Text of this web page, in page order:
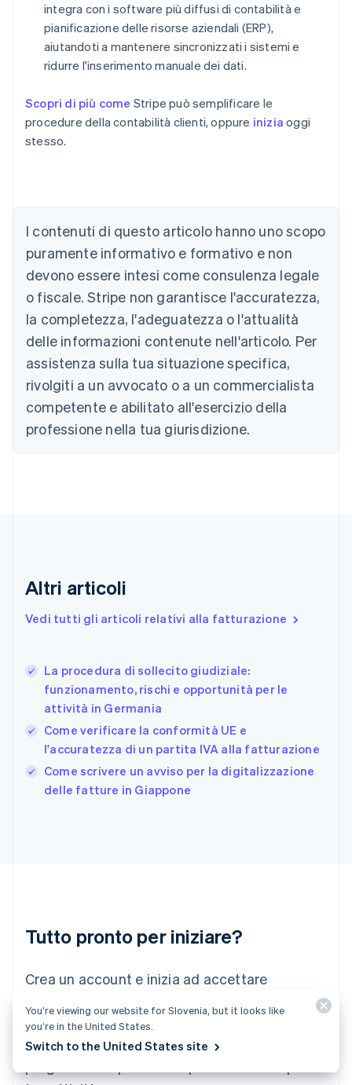
integra con i software più diffusi di contabilità e
pianificazione delle risorse aziendali (ERP),
aiutandoti a mantenere sincronizzati i sistemi e
ridurre l'inserimento manuale dei dati.
Scopri di più come Stripe può semplificare le
procedure della contabilità clienti, oppure inizia oggi
stesso.
I contenuti di questo articolo hanno uno scopo
puramente informativo e formativo e non
devono essere intesi come consulenza legale
o fiscale. Stripe non garantisce l'accuratezza,
la completezza, l'adeguatezza o l'attualità
delle informazioni contenute nell'articolo. Per
assistenza sulla tua situazione specifica,
rivolgiti a un avvocato o a un commercialista
competente e abilitato all'esercizio della
professione nella tua giurisdizione.
Altri articoli
Vedi tutti gli articoli relativi alla fatturazione
La procedura di sollecito giudiziale:
funzionamento, rischi e opportunità per le
attività in Germania
Come verificare la conformità UE e
l'accuratezza di un partita IVA alla fatturazione
Come scrivere un avviso per la digitalizzazione
delle fatture in Giappone
Tutto pronto per iniziare?
Crea un account e inizia ad accettare
contratti o di comunicare le tue coordinate
bancarie. In alternativa, contattaci per
English
Austria
Deutsch English
Belgio
NederlandsFrançaisDeutschEnglish
PortuguêsEnglish
Bulgaria
English
Canada
English Français
Cina continentale
Cipro
English
EnglishSvenska
FrançaisEnglish
Giappone
日本語English
Gibilterra
Grecia
English
India
Irlanda
English
FrançaisDeutschEnglish
English简体中文
Malta
Messico
EspañolEnglish
You’re viewing our website for Slovenia, but it looks like
you’re in the United States.
Switch to the United States site